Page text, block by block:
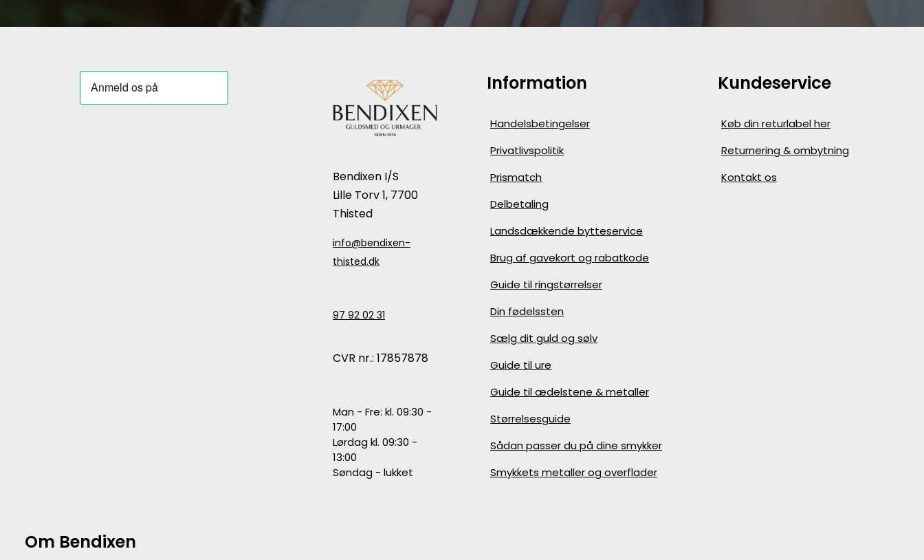
Bendixen I/S
Lille Torv 1, 7700
Thisted
info@bendixen-
thisted.dk
97 92 02 31
CVR nr.: 17857878
Man - Fre: kl. 09:30 -
17:00
Lørdag kl. 09:30 -
13:00
Søndag - lukket
Information
Handelsbetingelser
Privatlivspolitik
Prismatch
Delbetaling
Landsdækkende bytteservice
Brug af gavekort og rabatkode
Guide til ringstørrelser
Din fødelssten
Sælg dit guld og sølv
Guide til ure
Guide til ædelstene & metaller
Størrelsesguide
Sådan passer du på dine smykker
Smykkets metaller og overflader
Kundeservice
Køb din returlabel her
Returnering & ombytning
Kontakt os
Om Bendixen